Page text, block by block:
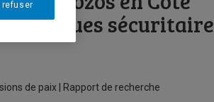
de paix | Rapport de recherche
refuser